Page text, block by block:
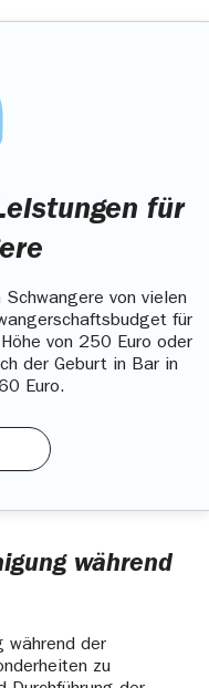
für
von vielen
für
von 250 Euro oder
der Geburt in Bar in
Euro.
während
während der
zu